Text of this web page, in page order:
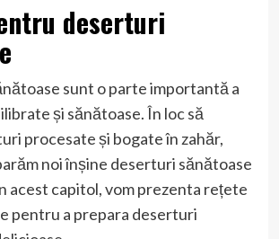
deserturi
sunt o parte importantă a
și sănătoase. În loc să
procesate și bogate în zahăr,
noi înșine deserturi sănătoase
acest capitol, vom prezenta rețete
pentru a prepara deserturi